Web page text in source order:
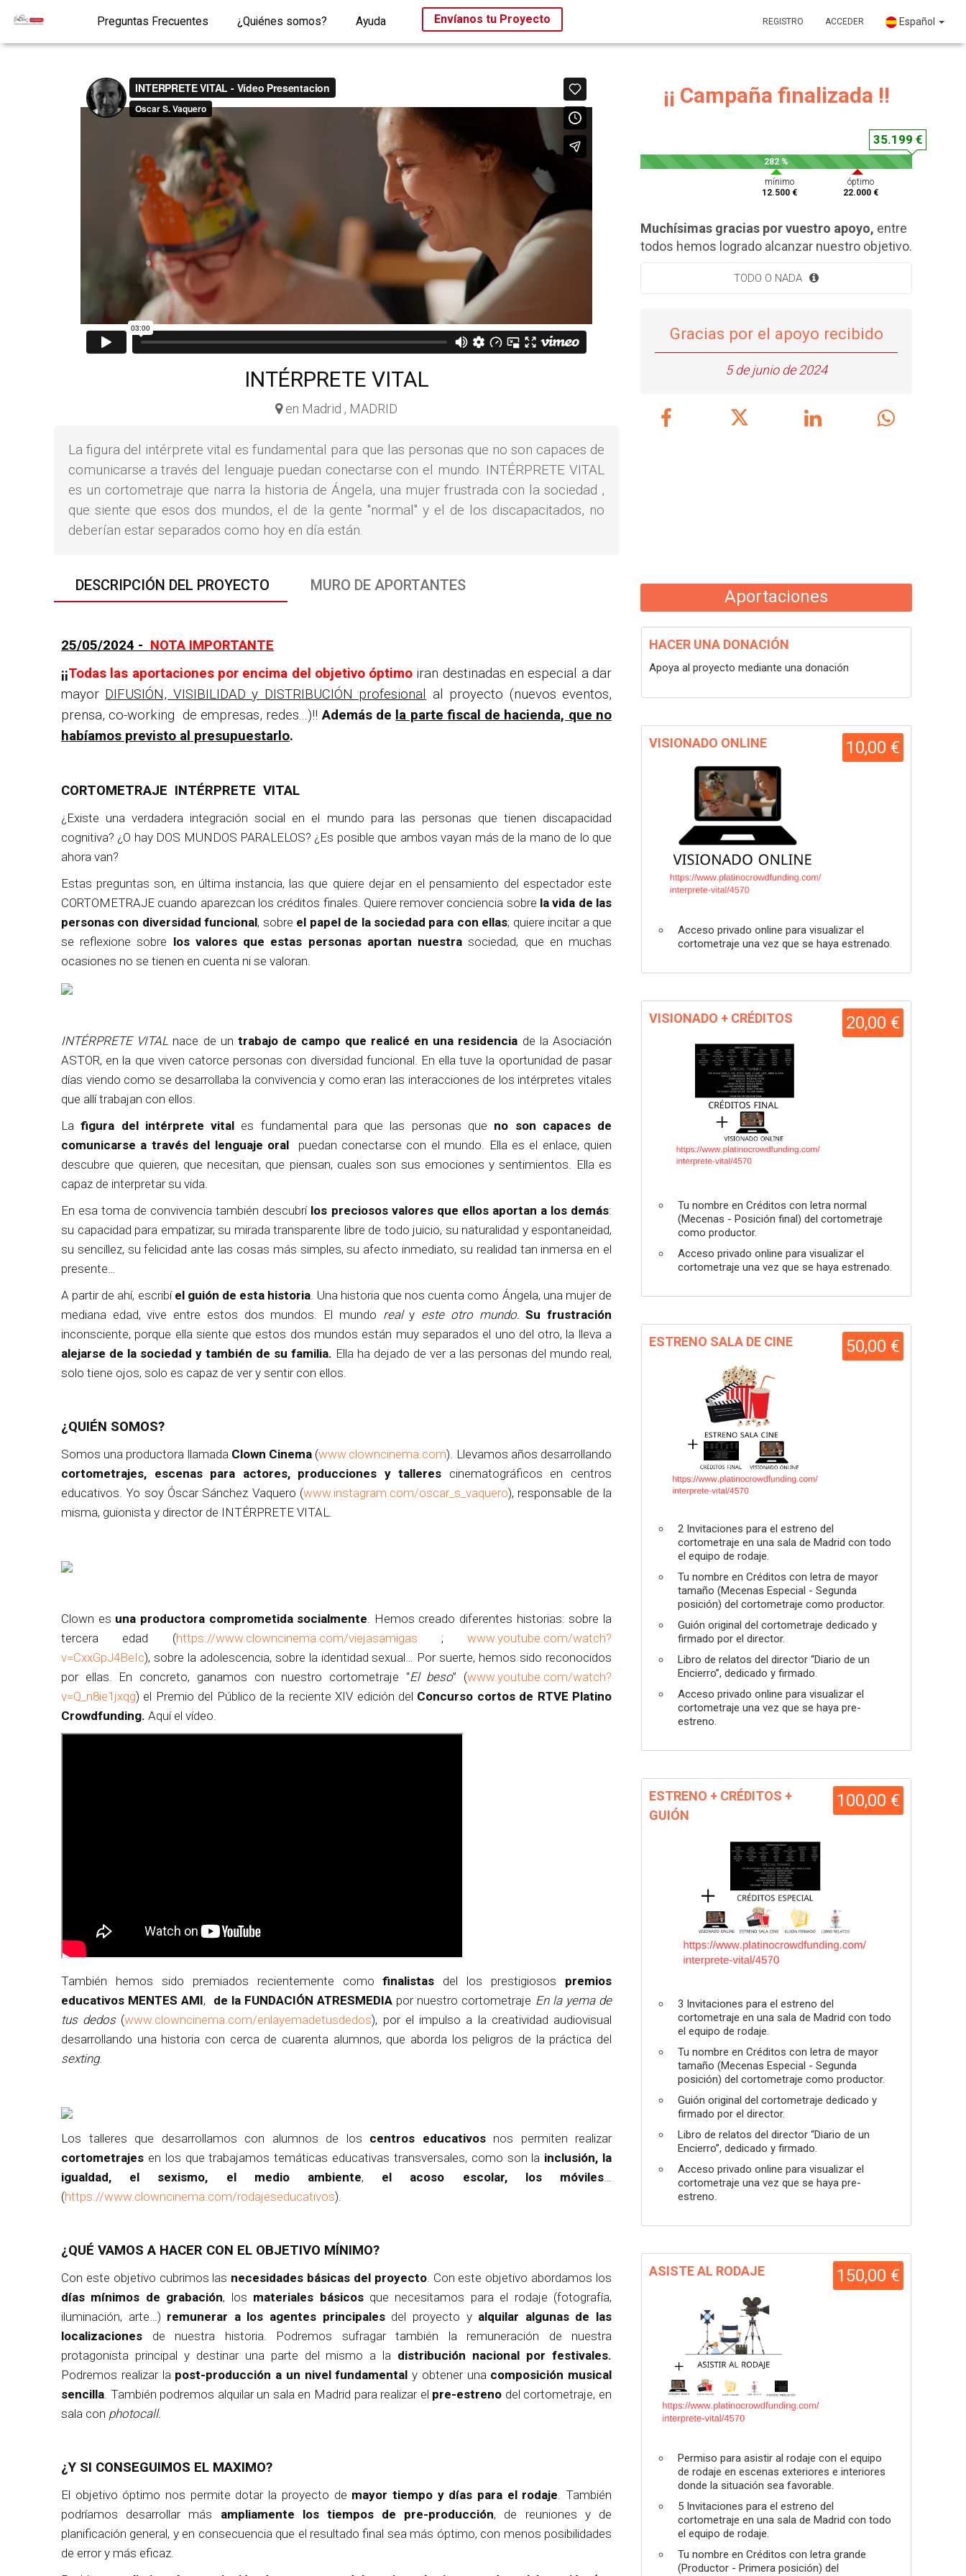
Preguntas Frecuentes ¿Quiénes somos? Ayuda Envíanos tu Proyecto REGISTRO ACCEDER Español
INTÉRPRETE VITAL
en Madrid , MADRID
La figura del intérprete vital es fundamental para que las personas que no son capaces de
comunicarse a través del lenguaje puedan conectarse con el mundo. INTÉRPRETE VITAL
es un cortometraje que narra la historia de Ángela, una mujer frustrada con la sociedad ,
que siente que esos dos mundos, el de la gente "normal" y el de los discapacitados, no
deberían estar separados como hoy en día están.
¡¡ Campaña finalizada !!
35.199 €
282 %
mínimo
12.500 €
óptimo
22.000 €
Muchísimas gracias por vuestro apoyo, entre
todos hemos logrado alcanzar nuestro objetivo.
TODO O NADA
Gracias por el apoyo recibido
5 de junio de 2024
DESCRIPCIÓN DEL PROYECTO MURO DE APORTANTES
25/05/2024 - NOTA IMPORTANTE
¡¡Todas las aportaciones por encima del objetivo óptimo iran destinadas en especial a dar
mayor DIFUSIÓN, VISIBILIDAD y DISTRIBUCIÓN profesional
al proyecto (nuevos eventos,
prensa, co-working de empresas, redes...)!!Además de la parte fiscal de hacienda, que no
habíamos previsto al presupuestarlo.
CORTOMETRAJE INTÉRPRETE VITAL
¿Existe una verdadera integración social en el mundo para las personas que tienen discapacidad
cognitiva? ¿O hay DOS MUNDOS PARALELOS? ¿Es posible que ambos vayan más de la mano de lo que
ahora van?
Estas preguntas son, en última instancia, las que quiere dejar en el pensamiento del espectador este
CORTOMETRAJE cuando aparezcan los créditos finales. Quiere remover conciencia sobre la vida de las
personas con diversidad funcional, sobre el papel de la sociedad para con ellas; quiere incitar a que
se reflexione sobre los valores que estas personas aportan nuestra sociedad, que en muchas
ocasiones no se tienen en cuenta ni se valoran.
INTÉRPRETE VITAL nace de untrabajo de campo que realicé en una residencia de la Asociación
ASTOR, en la que viven catorce personas con diversidad funcional. En ella tuve la oportunidad de pasar
días viendo como se desarrollaba la convivencia y como eran las interacciones de los intérpretes vitales
que allí trabajan con ellos.
Lafigura del intérprete vital es fundamental para que las personas que no son capaces de
comunicarse a través del lenguaje oral
puedan conectarse con el mundo. Ella es el enlace, quien
descubre que quieren, que necesitan, que piensan, cuales son sus emociones y sentimientos. Ella es
capaz de interpretar su vida.
En esa toma de convivencia también descubrí los preciosos valores que ellos aportan a los demás:
su capacidad para empatizar, su mirada transparente libre de todo juicio, su naturalidad y espontaneidad,
su sencillez, su felicidad ante las cosas más simples, su afecto inmediato, su realidad tan inmersa en el
presente…
A partir de ahí, escribí el guión de esta historia. Una historia que nos cuenta como Ángela, una mujer de
mediana edad, vive entre estos dos mundos. El mundo realy este otro mundo.Su frustración
inconsciente, porque ella siente que estos dos mundos están muy separados el uno del otro, la lleva a
alejarse de la sociedad y también de su familia. Ella ha dejado de ver a las personas del mundo real,
solo tiene ojos, solo es capaz de ver y sentir con ellos.
¿QUIÉN SOMOS?
Somos una productora llamada Clown Cinema (www.clowncinema.com). Llevamos años desarrollando
cortometrajes, escenas para actores, producciones y talleres cinematográficos en centros
educativos. Yo soy Óscar Sánchez Vaquero (www.instagram.com/oscar_s_vaquero), responsable de la
misma, guionista y director de INTÉRPRETE VITAL.
Clown es una productora comprometida socialmente. Hemos creado diferentes historias: sobre la
tercera edad (https://www.clowncinema.com/viejasamigas ; www.youtube.com/watch?
v=CxxGpJ4BeIc), sobre la adolescencia, sobre la identidad sexual… Por suerte, hemos sido reconocidos
por ellas. En concreto, ganamos con nuestro cortometraje “El beso” (www.youtube.com/watch?
v=Q_n8ie1jxqg) el Premio del Público de la reciente XIV edición del Concurso cortos de RTVE Platino
Crowdfunding. Aquí el vídeo.
También hemos sido premiados recientemente comofinalistas del los prestigiosos premios
educativos MENTES AMI, de la FUNDACIÓN ATRESMEDIA por nuestro cortometraje En la yema de
tus dedos(www.clowncinema.com/enlayemadetusdedos), por el impulso a la creatividad audiovisual
desarrollando una historia con cerca de cuarenta alumnos, que aborda los peligros de la práctica del
sexting.
Los talleres que desarrollamos con alumnos de los centros educativosnos permiten realizar
cortometrajes en los que trabajamos temáticas educativas transversales, como son la inclusión, la
igualdad, el sexismo, el medio ambiente, el acoso escolar, los móviles…
(https://www.clowncinema.com/rodajeseducativos).
¿QUÉ VAMOS A HACER CON EL OBJETIVO MÍNIMO?
Con este objetivo cubrimos las necesidades básicas del proyecto. Con este objetivo abordamos los
días mínimos de grabación, los materiales básicos que necesitamos para el rodaje (fotografía,
iluminación, arte…) remunerar a los agentes principales del proyecto y alquilar algunas de las
localizaciones de nuestra historia. Podremos sufragar también la remuneración de nuestra
protagonista principal y destinar una parte del mismo a la distribución nacional por festivales.
Podremos realizar la post-producción a un nivel fundamental y obtener una composición musical
sencilla. También podremos alquilar un sala en Madrid para realizar el pre-estreno del cortometraje, en
sala con photocall.
¿Y SI CONSEGUIMOS EL MAXIMO?
El objetivo óptimo nos permite dotar la proyecto de mayor tiempo y días para el rodaje. También
podríamos desarrollar más ampliamente los tiempos de pre-producción, de reuniones y de
planificación general, y en consecuencia que el resultado final sea más óptimo, con menos posibilidades
de error y más eficaz.
Aportaciones
HACER UNA DONACIÓN
Apoya al proyecto mediante una donación
10,00 €
VISIONADO ONLINE
Acceso privado online para visualizar el
cortometraje una vez que se haya estrenado.
20,00 €
VISIONADO + CRÉDITOS
Tu nombre en Créditos con letra normal
(Mecenas - Posición final) del cortometraje
como productor.
Acceso privado online para visualizar el
cortometraje una vez que se haya estrenado.
50,00 €
ESTRENO SALA DE CINE
2 Invitaciones para el estreno del
cortometraje en una sala de Madrid con todo
el equipo de rodaje.
Tu nombre en Créditos con letra de mayor
tamaño (Mecenas Especial - Segunda
posición) del cortometraje como productor.
Guión original del cortometraje dedicado y
firmado por el director.
Libro de relatos del director “Diario de un
Encierro”, dedicado y firmado.
Acceso privado online para visualizar el
cortometraje una vez que se haya pre-
estreno.
100,00 €
ESTRENO + CRÉDITOS +
GUIÓN
3 Invitaciones para el estreno del
cortometraje en una sala de Madrid con todo
el equipo de rodaje.
Tu nombre en Créditos con letra de mayor
tamaño (Mecenas Especial - Segunda
posición) del cortometraje como productor.
Guión original del cortometraje dedicado y
firmado por el director.
Libro de relatos del director “Diario de un
Encierro”, dedicado y firmado.
Acceso privado online para visualizar el
cortometraje una vez que se haya pre-
estreno.
150,00 €
ASISTE AL RODAJE
Permiso para asistir al rodaje con el equipo
de rodaje en escenas exteriores e interiores
donde la situación sea favorable.
5 Invitaciones para el estreno del
cortometraje en una sala de Madrid con todo
el equipo de rodaje.
Tu nombre en Créditos con letra grande
(Productor - Primera posición) del